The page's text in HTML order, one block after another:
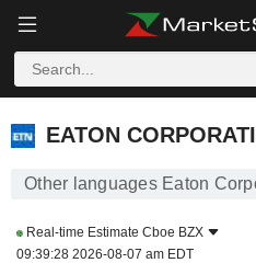
EATON CORPORATION
EATON
Other languages Eaton
Real-time Estimate Cboe BZX
09:39:28 2026-08-07 am EDT